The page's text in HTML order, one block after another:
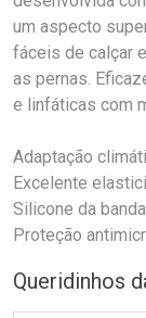
um aspecto
fáceis de calçar
as pernas.
e linfáticas com
Adaptação
Excelente
Silicone da
Proteção
Queridinhos